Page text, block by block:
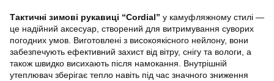
Тактичні зимові рукавиці “Cordial” у камуфляжному стилі —
це надійний аксесуар, створений для витримування суворих
погодних умов. Виготовлені з високоякісного нейлону, вони
забезпечують ефективний захист від вітру, снігу та вологи, а
також швидко висихають після намокання. Внутрішній
утеплювач зберігає тепло навіть під час значного зниження